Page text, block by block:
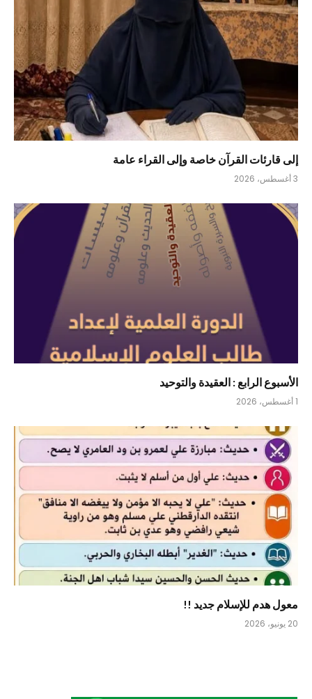
إلى قارئات القرآن خاصة وإلى القراء عامة
3 أغسطس، 2026
الأسبوع الرابع : العقيدة والتوحيد
1 أغسطس، 2026
معول هدم للإسلام جديد !!
20 يونيو، 2026